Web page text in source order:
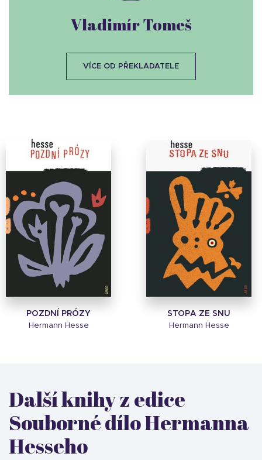
POZDNÍ PRÓZY
Hermann Hesse
STOPA ZE SNU
Hermann Hesse
Vladimír Tomeš
VÍCE OD PŘEKLADATELE
Další knihy z edice
Souborné dílo Hermanna
Hesseho